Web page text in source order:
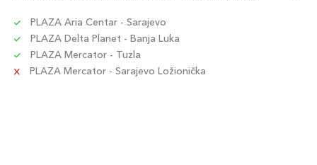
PLAZA Aria Centar - Sarajevo
PLAZA Delta Planet - Banja Luka
PLAZA Mercator - Tuzla
PLAZA Mercator - Sarajevo Ložionička